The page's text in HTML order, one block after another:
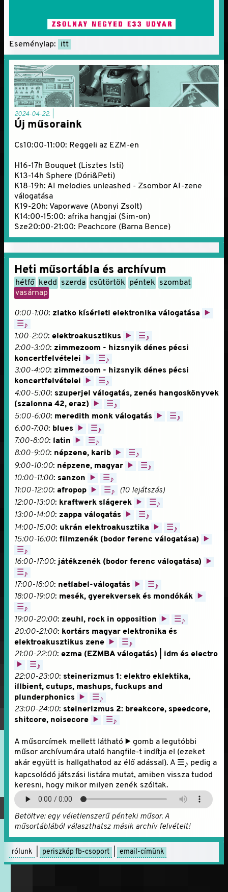
Eseménylap: itt
Új műsoraink
2024-04-22. |
Cs10:00-11:00: Reggeli az EZM-en
H16-17h Bouquet (Lisztes Isti)
K13-14h Sphere (Dóri&Peti)
K18-19h: AI melodies unleashed - Zsombor AI-zene
válogatása
K19-20h: Vaporwave (Abonyi Zsolt)
K14:00-15:00: afrika hangjai (Sim-on)
Sze20:00-21:00: Peachcore (Barna Bence)
Heti műsortábla és archívum
hétfő kedd szerda csütörtök péntek szombat
vasárnap
0:00-1:00: zlatko kísérleti elektronika válogatása ▶
☰♪
1:00-2:00: elektroakusztikus ▶ ☰♪
2:00-3:00: zimmezoom - hizsnyik dénes pécsi
koncertfelvételei ▶ ☰♪
3:00-4:00: zimmezoom - hizsnyik dénes pécsi
koncertfelvételei ▶ ☰♪
4:00-5:00: szuperjel válogatás, zenés hangoskönyvek
(szalonna 42, eraz) ▶ ☰♪
5:00-6:00: meredith monk válogatás ▶ ☰♪
6:00-7:00: blues ▶ ☰♪
7:00-8:00: latin ▶ ☰♪
8:00-9:00: népzene, karib ▶ ☰♪
9:00-10:00: népzene, magyar ▶ ☰♪
10:00-11:00: sanzon ▶ ☰♪
11:00-12:00: afropop ▶ ☰♪
(10 lejátszás)
12:00-13:00: kraftwerk slágerek ▶ ☰♪
13:00-14:00: zappa válogatás ▶ ☰♪
14:00-15:00: ukrán elektroakusztika ▶ ☰♪
15:00-16:00: filmzenék (bodor ferenc válogatása) ▶
☰♪
16:00-17:00: játékzenék (bodor ferenc válogatása) ▶
☰♪
17:00-18:00: netlabel-válogatás ▶ ☰♪
18:00-19:00: mesék, gyerekversek és mondókák ▶
☰♪
19:00-20:00: zeuhl, rock in opposition ▶ ☰♪
20:00-21:00: kortárs magyar elektronika és
elektroakusztikus zene ▶ ☰♪
21:00-22:00: ezma (EZMBA válogatás) | idm és electro
▶
☰♪
22:00-23:00: steinerizmus 1: elektro eklektika,
illbient, cutups, mashups, fuckups and
plunderphonics ▶ ☰♪
23:00-24:00: steinerizmus 2: breakcore, speedcore,
shitcore, noisecore ▶ ☰♪
A műsorcímek mellett látható ▶ gomb a legutóbbi
műsor archívumára utaló hangfile-t indítja el (ezeket
akár együtt is hallgathatod az élő adással). A ☰♪ pedig a
kapcsolódó játszási listára mutat, amiben vissza tudod
keresni, hogy mikor milyen zenék szóltak.
Betöltve: egy véletlenszerű pénteki műsor. A
műsortáblából választhatsz másik archív felvételt!
rólunk periszkóp fb-csoport email-címünk